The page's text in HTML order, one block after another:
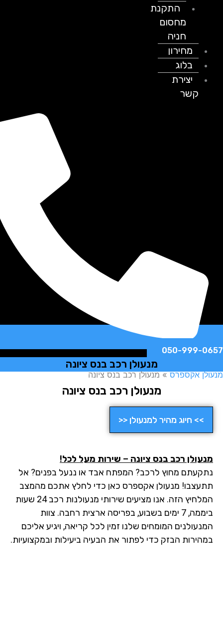
התקנת
מחסום
חניה
מחירון
בלוג
יצירת
קשר
050-999-
מנעולן רכב בנס ציונה
אקספרס»מנעולן רכב בנס ציונה
מנעולן רכב בנס ציונה
>> חיוג מהיר למנעולן <<
רכב בנס ציונה – שירות מעל לכל!
מחוץ לרכב? המפתח אבד או ננעל בפנים? אל
מנעולן אקספרס כאן כדי לחלץ אתכם מהמצב
המלחיץ הזה. אנו מציעים שירותי מנעולנות רכב 24 שעות
ביממה, 7 ימים בשבוע, בפריסה ארצית רחבה. צוות
המומחים שלנו זמין לכל קריאה, ויגיע אליכם
הבזק כדי לפתור את הבעיה ביעילות ובמקצועיות.